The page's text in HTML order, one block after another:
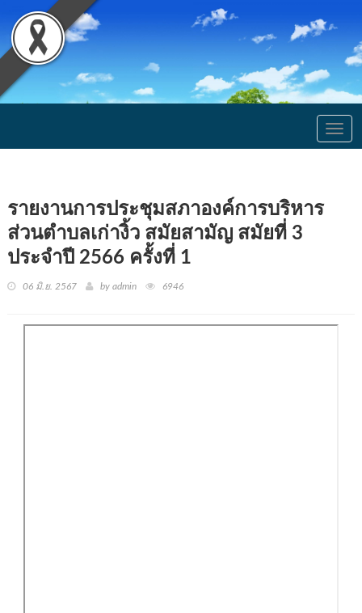
รายงานการประชุมสภาองค์การบริหาร
ส่วนตำบลเก่างิ้ว สมัยสามัญ สมัยที่ 3
ประจำปี 2566 ครั้งที่ 1
06 มิ.ย. 2567 by admin 6946